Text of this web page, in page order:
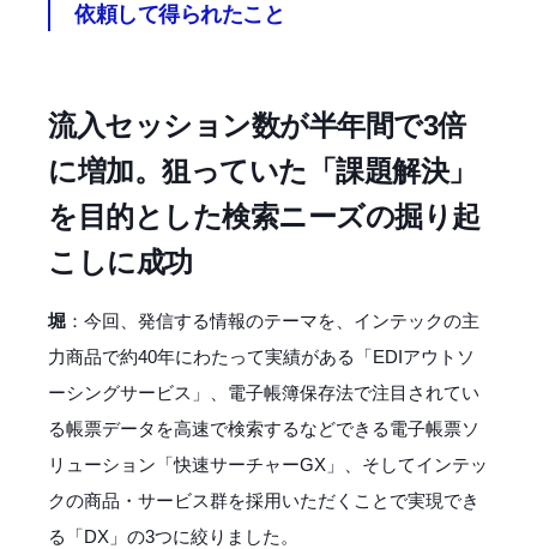
依頼して得られたこと
流入セッション数が半年間で3倍
に増加。狙っていた「課題解決」
を目的とした検索ニーズの掘り起
こしに成功
堀 ：今回、発信する情報のテーマを、インテックの主
力商品で約40年にわたって実績がある「EDIアウトソ
ーシングサービス」、電子帳簿保存法で注目されてい
る帳票データを高速で検索するなどできる電子帳票ソ
リューション「快速サーチャーGX」、そしてインテッ
クの商品・サービス群を採用いただくことで実現でき
る「DX」の3つに絞りました。